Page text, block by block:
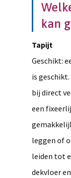
kan
Tapijt
Geschikt:
is
bij direct
een
leggen of
leiden tot
dekvloer